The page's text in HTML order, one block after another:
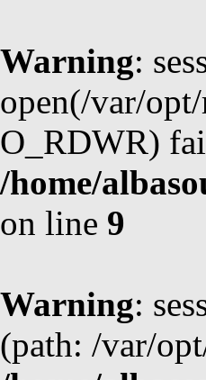
Warning:
open(/var/
O_RDWR)
/home/
on line 9
Warning:
(path: /var/